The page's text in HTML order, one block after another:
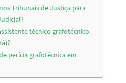
Tribunais de Justiça para
técnico grafotécnico
perícia grafotécnica em